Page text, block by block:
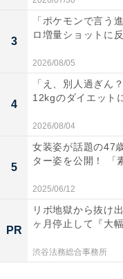
3
「ポケモンで言う
ロ増量ショットに
2026/08/05
4
「え、別人過ぎん
12kgのダイエット
2026/08/04
5
女装姿が話題の47
ター姿を公開！ 「
2025/06/12
PR
リボ地獄から抜け
ヶ月停止して『大
渋谷法務総合事務所